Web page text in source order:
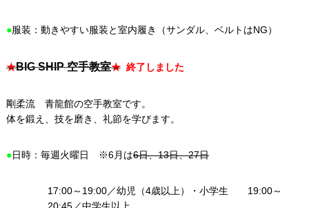
●服装：動きやすい服装と室内履き（サンダル、ベルトはNG）
★BIG SHIP 空手教室★終了しました
剛柔流 青龍館の空手教室です。
体を鍛え、技を磨き、礼節を学びます。
●日時：毎週火曜日 ※6月は6日、13日、27日
17:00～19:00／幼児（4歳以上）・小学生 19:00～